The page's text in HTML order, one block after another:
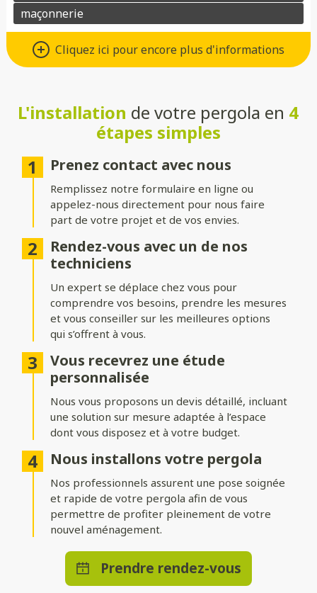
Cliquez ici pour encore plus d'informations
Matériaux : Aluminium ou bois
Choisissez l’aluminium pour une pergola au design moderne,
cas, ces matériaux allient esthétisme et durabilité.
Toitures : Rigide, bioclimatique ou
toile
Choisissez une toiture rigide en verre ou polycarbonate pour
une protection optimale, une toiture bioclimatique à lames
orientables pour gérer l’ensoleillement, ou une toile pour une
ambiance légère et aérée.
Structure : Indépendante ou
adossée
Installez votre pergola où vous le souhaitez ! Une structure
indépendante permet de créer un espace isolé au cœur du
jardin, tandis qu’une pergola adossée prolonge
harmonieusement votre maison.
Nombreuses options de
personnalisation
Ajoutez des stores ou parois pour vous protéger du vent,
intégrez un éclairage LED pour profiter d’agréables soirées, ou
un bénéficier d’un confort absolu en toute saison.
L'installation de votre pergola en 4
étapes simples
Prenez contact avec nous
Remplissez notre formulaire en ligne ou
appelez-nous directement pour nous faire
part de votre projet et de vos envies.
Rendez-vous avec un de nos
techniciens
Un expert se déplace chez vous pour
comprendre vos besoins, prendre les mesures
et vous conseiller sur les meilleures options
qui s’offrent à vous.
Vous recevrez une étude
personnalisée
Nous vous proposons un devis détaillé, incluant
une solution sur mesure adaptée à l’espace
dont vous disposez et à votre budget.
Nous installons votre pergola
Nos professionnels assurent une pose soignée
et rapide de votre pergola afin de vous
permettre de profiter pleinement de votre
nouvel aménagement.
Prendre rendez-vous